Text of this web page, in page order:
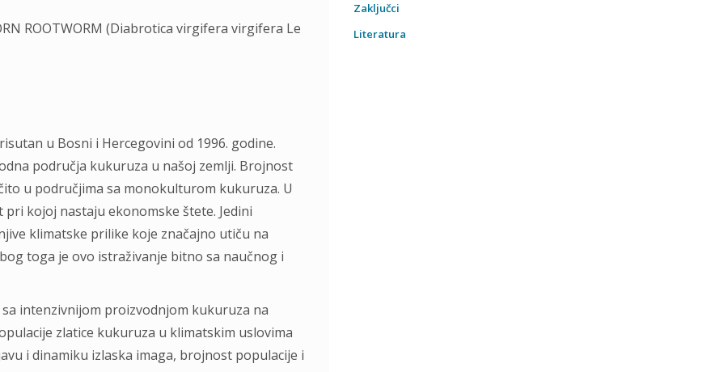
ROOTWORM (Diabrotica virgifera virgifera Le
u Bosni i Hercegovini od 1996. godine.
područja kukuruza u našoj zemlji. Brojnost
u područjima sa monokulturom kukuruza. U
kojoj nastaju ekonomske štete. Jedini
klimatske prilike koje značajno utiču na
toga je ovo istraživanje bitno sa naučnog i
intenzivnijom proizvodnjom kukuruza na
zlatice kukuruza u klimatskim uslovima
i dinamiku izlaska imaga, brojnost populacije i
Zaključci
Literatura